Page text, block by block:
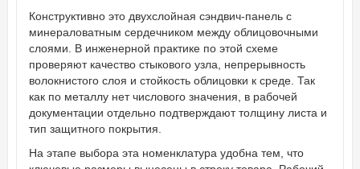
Конструктивно это двухслойная сэндвич-панель с
минераловатным сердечником между облицовочными
слоями. В инженерной практике по этой схеме
проверяют качество стыкового узла, непрерывность
волокнистого слоя и стойкость облицовки к среде. Так
как по металлу нет числового значения, в рабочей
документации отдельно подтверждают толщину листа и
тип защитного покрытия.
На этапе выбора эта номенклатура удобна тем, что